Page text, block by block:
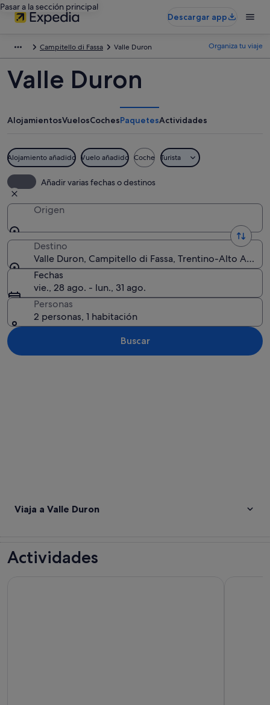
Pasar a la sección principal
Descargar app
Campitello di Fassa Valle Duron Organiza tu viaje
Valle Duron
AlojamientosVuelosCochesPaquetesActividades
Alojamiento añadido Vuelo añadido Coche Turista
Añadir varias fechas o destinos
Origen
Destino
Valle Duron, Campitello di Fassa, Trentino-Alto
Fechas
vie., 28 ago. - lun., 31 ago.
Personas
2 personas, 1 habitación
Buscar
Viaja a Valle Duron
Actividades